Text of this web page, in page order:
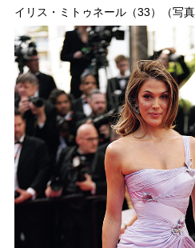
イリス・ミトゥネール（33）（写